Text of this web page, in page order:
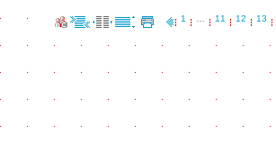
1 11 12 13